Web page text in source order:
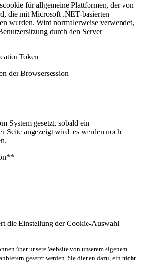
für allgemeine Plattformen, der von
die mit Microsoft .NET-basierten
wurden. Wird normalerweise verwendet,
durch den Server
der Browsersession
System gesetzt, sobald ein
Seite angezeigt wird, es werden noch
die Einstellung der Cookie-Auswahl
über unsere Website von unserem eigenem
gesetzt werden. Sie dienen dazu, ein nicht